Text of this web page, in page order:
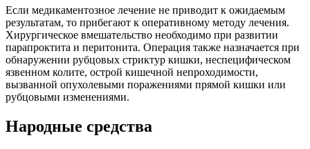
Если медикаментозное лечение не приводит к ожидаемым
результатам, то прибегают к оперативному методу лечения.
Хирургическое вмешательство необходимо при развитии
парапроктита и перитонита. Операция также назначается при
обнаружении рубцовых стриктур кишки, неспецифическом
язвенном колите, острой кишечной непроходимости,
вызванной опухолевыми поражениями прямой кишки или
рубцовыми изменениями.
Народные средства